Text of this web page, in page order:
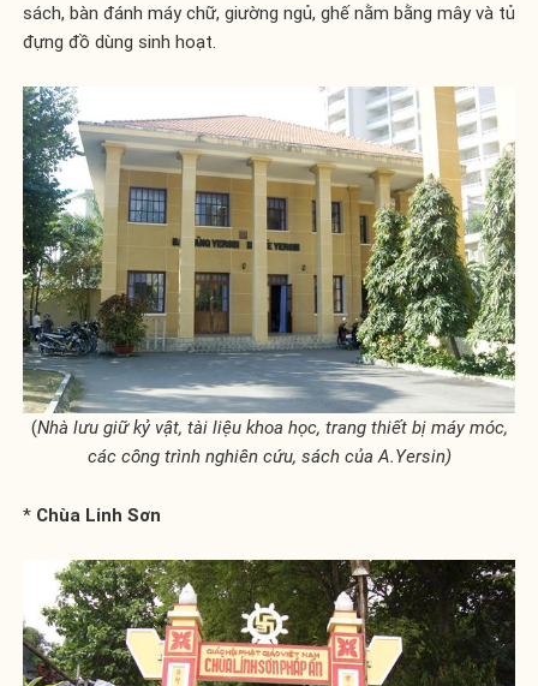
sách, bàn đánh máy chữ, giường ngủ, ghế nằm bằng mây và tủ
đựng đồ dùng sinh hoạt.
(Nhà lưu giữ kỷ vật, tài liệu khoa học, trang thiết bị máy móc,
các công trình nghiên cứu, sách của A.Yersin)
* Chùa Linh Sơn